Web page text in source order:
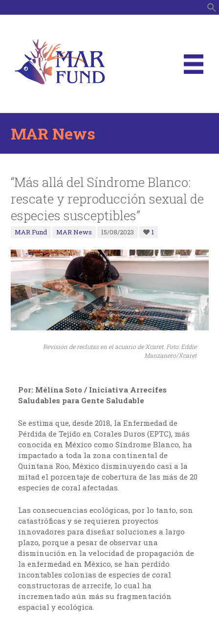
MAR News
“Más allá del Síndrome Blanco:
rescate y reproducción sexual de
especies susceptibles”
MAR Fund MAR News 15/08/2023 1
Revisión de reclutas en el acuario de Xcaret. Foto: Eddie
Manzanero/Xcaret
Por: Mélina Soto / Iniciativa Arrecifes
Saludables para Gente Saludable
Se estima que, desde 2018, la Enfermedad de
Pérdida de Tejido en Corales Duros (EPTC), más
conocida en México como Síndrome Blanco, ha
impactado a toda la zona continental de
Quintana Roo, México disminuyendo casi a la
mitad el porcentaje de cobertura de las más de 20
especies de coral afectadas.
Las consecuencias ecológicas, por lo tanto, son
catastróficas y se requieren proyectos
innovadores para diseñar soluciones a largo
plazo, porque a pesar de observar una
disminución en la velocidad de propagación de
la enfermedad en México, se han perdido
incontables colonias de especies de coral
constructoras de arrecife, lo cual ha
incrementado aún más su fragmentación
espacial y ecológica.